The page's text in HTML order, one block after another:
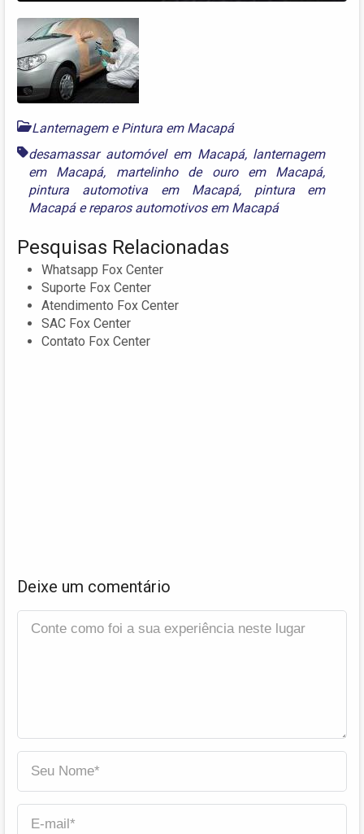
Lanternagem e Pintura em Macapá
desamassar automóvel em Macapá, lanternagem
em Macapá, martelinho de ouro em Macapá,
pintura automotiva em Macapá, pintura em
Macapáereparos automotivos em Macapá
Pesquisas Relacionadas
Whatsapp Fox Center
Suporte Fox Center
Atendimento Fox Center
SAC Fox Center
Contato Fox Center
Deixe um comentário